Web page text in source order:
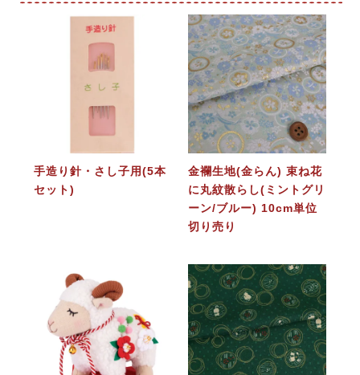
手造り針・さし子用(5本
セット)
金襴生地(金らん) 束ね花
に丸紋散らし(ミントグリ
ーン/ブルー) 10cm単位
切り売り